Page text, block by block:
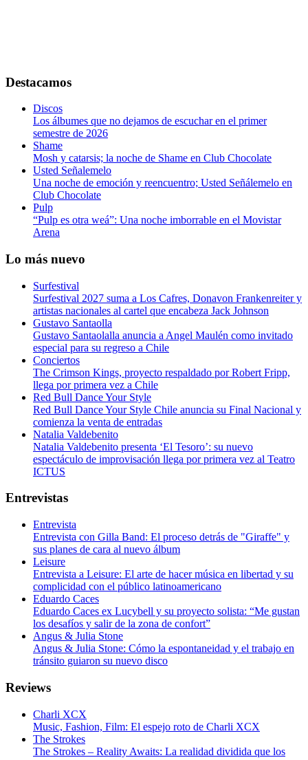
Destacamos
Discos
Los álbumes que no dejamos de escuchar en el primer
semestre de 2026
Shame
Mosh y catarsis; la noche de Shame en Club Chocolate
Usted Señalemelo
Una noche de emoción y reencuentro; Usted Señálemelo en
Club Chocolate
Pulp
“Pulp es otra weá”: Una noche imborrable en el Movistar
Arena
Lo más nuevo
Surfestival
Surfestival 2027 suma a Los Cafres, Donavon Frankenreiter y
artistas nacionales al cartel que encabeza Jack Johnson
Gustavo Santaolla
Gustavo Santaolalla anuncia a Angel Maulén como invitado
especial para su regreso a Chile
Conciertos
The Crimson Kings, proyecto respaldado por Robert Fripp,
llega por primera vez a Chile
Red Bull Dance Your Style
Red Bull Dance Your Style Chile anuncia su Final Nacional y
comienza la venta de entradas
Natalia Valdebenito
Natalia Valdebenito presenta ‘El Tesoro’: su nuevo
espectáculo de improvisación llega por primera vez al Teatro
ICTUS
Entrevistas
Entrevista
Entrevista con Gilla Band: El proceso detrás de "Giraffe" y
sus planes de cara al nuevo álbum
Leisure
Entrevista a Leisure: El arte de hacer música en libertad y su
complicidad con el público latinoamericano
Eduardo Caces
Eduardo Caces ex Lucybell y su proyecto solista: “Me gustan
los desafíos y salir de la zona de confort”
Angus & Julia Stone
Angus & Julia Stone: Cómo la espontaneidad y el trabajo en
tránsito guiaron su nuevo disco
Reviews
Charli XCX
Music, Fashion, Film: El espejo roto de Charli XCX
The Strokes
The Strokes – Reality Awaits: La realidad dividida que los